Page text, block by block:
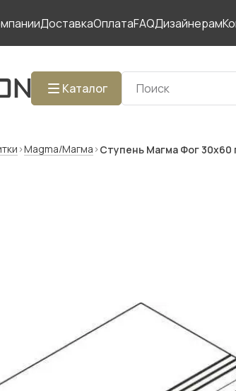
ДоставкаОплатаFAQДизайнерам
Каталог
Magma/Магма Ступень Магма Фог 30x60